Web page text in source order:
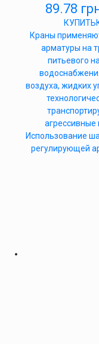
89.78
КУПИТЬ
Краны
арматуры на
питьевого
воздуха, жидких
агрессивные
Использование
регулирующей